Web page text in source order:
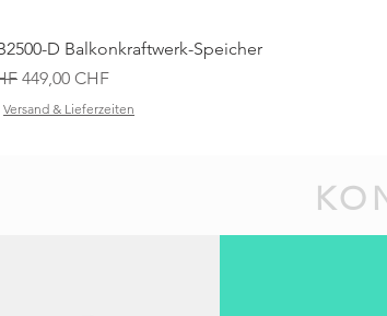
D Balkonkraftwerk-Speicher
Sale-Preis
449,00 CHF
Versand & Lieferzeiten